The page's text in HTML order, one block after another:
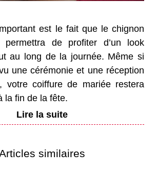
est le fait que le chignon
permettra de profiter d’un look
au long de la journée. Même si
une cérémonie et une réception
votre coiffure de mariée restera
la fin de la fête.
similaires